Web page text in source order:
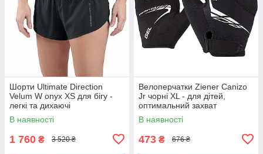
Шорти Ultimate Direction
Velum W onyx XS для бігу -
легкі та дихаючі
В наявності
1 760 ₴ 3 520 ₴
Велоперчатки Ziener Canizo
Jr чорні XL - для дітей,
оптимальний захват
В наявності
473 ₴ 676 ₴